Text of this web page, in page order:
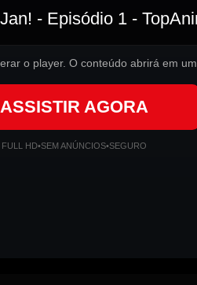
- Episódio 1 -
o player. O conteúdo abrirá em
ASSISTIR AGORA
FULL HD•SEM ANÚNCIOS•SEGURO